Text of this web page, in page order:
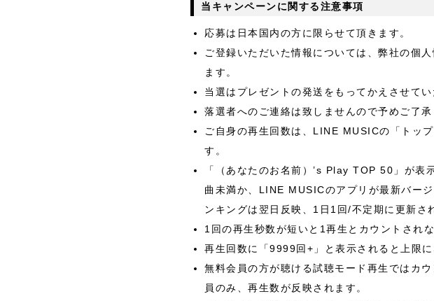
当キャンペーンに関する注意事項
応募は日本国内の方に限らせて頂きます。
ご登録いただいた情報については、弊社の個
ます。
当選はプレゼントの発送をもってかえさせてい
落選者へのご連絡は致しませんので予めご了承
ご自身の再生回数は、LINE MUSICの「トッ
す。
「（あなたのお名前）’s Play TOP 50」が
曲未満か、LINE MUSICのアプリが最新バー
ンキングは翌日反映、1日1回/不定期に更新さ
1回の再生秒数が短いと1再生とカウントされ
再生回数に「9999回+」と表示されると上限に
無料会員の方が聴ける試聴モード再生ではカ
員のみ、再生数が反映されます。